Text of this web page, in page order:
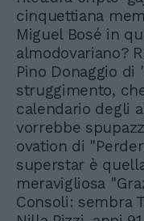
cinquettiana
Miguel Bosé in
almodovariano?
Pino Donaggio di
struggimento,
calendario degli
vorrebbe
ovation di
superstar è
meravigliosa
Consoli: sembra